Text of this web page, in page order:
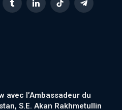
TumblrLinkedInTikTok Telegram
avec l’Ambassadeur du
S.E. Akan Rakhmetullin